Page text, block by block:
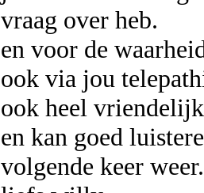
vraag over heb.
en voor de
ook via jou
ook heel vriendelijk
en kan goed
volgende keer weer.